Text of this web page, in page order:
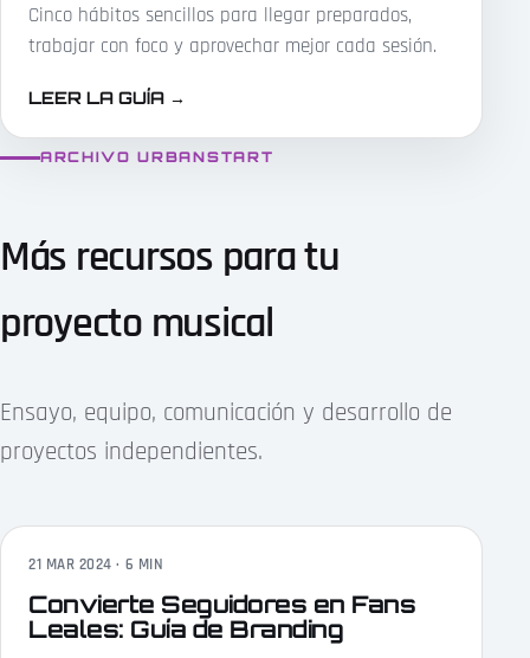
Cinco hábitos sencillos para llegar preparados,
trabajar con foco y aprovechar mejor cada sesión.
LEER LA GUÍA →
ARCHIVO URBANSTART
Más recursos para tu
proyecto musical
Ensayo, equipo, comunicación y desarrollo de
proyectos independientes.
21 MAR 2024 · 6 MIN
Convierte Seguidores en Fans
Leales: Guía de Branding